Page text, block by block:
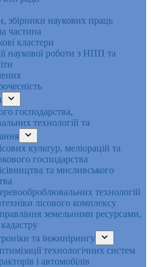
збірники наукових праць
частина
кластери
наукової роботи з НПП та
господарства,
технологій та
культур, меліорацій та
господарства
та мисливського
технологій
лісового комплексу
земельними ресурсами,
кадастру
та інжинірингу
технологічних систем
і автомобілів